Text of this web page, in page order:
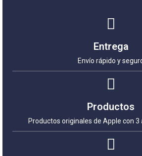
Entrega
Envío rápido y
Productos
Productos originales de Apple con